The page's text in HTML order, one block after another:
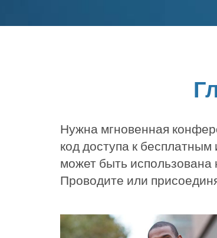
Нужна мгновенная
код доступа к
может быть
Проводите или